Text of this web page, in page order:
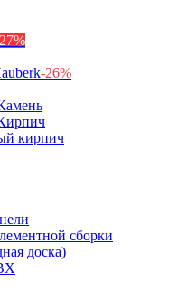
-26%
кирпич
сборки
доска)